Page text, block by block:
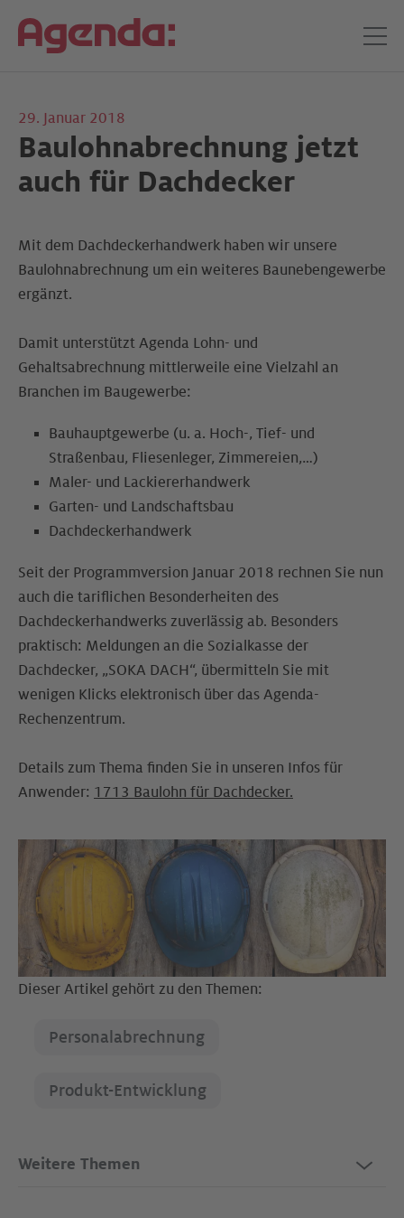
29. Januar 2018
Baulohnabrechnung jetzt
auch für Dachdecker
Mit dem Dachdeckerhandwerk haben wir unsere
Baulohnabrechnung um ein weiteres Baunebengewerbe
ergänzt.
Damit unterstützt Agenda Lohn- und
Gehaltsabrechnung mittlerweile eine Vielzahl an
Branchen im Baugewerbe:
Bauhauptgewerbe (u. a. Hoch-, Tief- und
Straßenbau, Fliesenleger, Zimmereien,…)
Maler- und Lackiererhandwerk
Garten- und Landschaftsbau
Dachdeckerhandwerk
Seit der Programmversion Januar 2018 rechnen Sie nun
auch die tariflichen Besonderheiten des
Dachdeckerhandwerks zuverlässig ab. Besonders
praktisch: Meldungen an die Sozialkasse der
Dachdecker, „SOKA DACH“, übermitteln Sie mit
wenigen Klicks elektronisch über das Agenda-
Rechenzentrum.
Details zum Thema finden Sie in unseren Infos für
Anwender: 1713 Baulohn für Dachdecker.
Dieser Artikel gehört zu den Themen:
Personalabrechnung
Produkt-Entwicklung
Weitere Themen